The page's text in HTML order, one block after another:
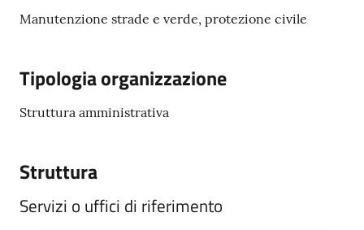
line
gli
argomenti
Seguici
su
Manutenzione strade e verde, protezione civile
Tipologia organizzazione
Struttura amministrativa
Struttura
Servizi o uffici di riferimento